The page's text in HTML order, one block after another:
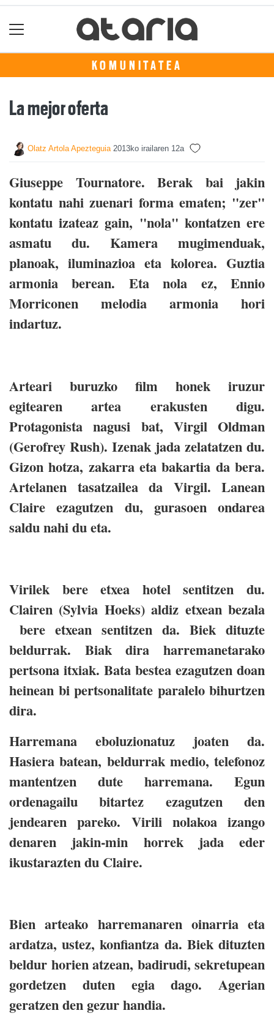
KOMUNITATEA
La mejor oferta
Olatz Artola Apezteguia 2013ko irailaren 12a
Giuseppe Tournatore. Berak bai jakin
kontatu nahi zuenari forma ematen; "zer"
kontatu izateaz gain, "nola" kontatzen ere
asmatu du. Kamera mugimenduak,
planoak, iluminazioa eta kolorea. Guztia
armonia berean. Eta nola ez, Ennio
Morriconen melodia armonia hori
indartuz.
Arteari buruzko film honek iruzur
egitearen artea erakusten digu.
Protagonista nagusi bat, Virgil Oldman
(Gerofrey Rush). Izenak jada zelatatzen du.
Gizon hotza, zakarra eta bakartia da bera.
Artelanen tasatzailea da Virgil. Lanean
Claire ezagutzen du, gurasoen ondarea
saldu nahi du eta.
Virilek bere etxea hotel sentitzen du.
Clairen (Sylvia Hoeks) aldiz etxean bezala
bere etxean sentitzen da. Biek dituzte
beldurrak. Biak dira harremanetarako
pertsona itxiak. Bata bestea ezagutzen doan
heinean bi pertsonalitate paralelo bihurtzen
dira.
Harremana eboluzionatuz joaten da.
Hasiera batean, beldurrak medio, telefonoz
mantentzen dute harremana. Egun
ordenagailu bitartez ezagutzen den
jendearen pareko. Virili nolakoa izango
denaren jakin-min horrek jada eder
ikustarazten du Claire.
Bien arteako harremanaren oinarria eta
ardatza, ustez, konfiantza da. Biek dituzten
beldur horien atzean, badirudi, sekretupean
gordetzen duten egia dago. Agerian
geratzen den gezur handia.